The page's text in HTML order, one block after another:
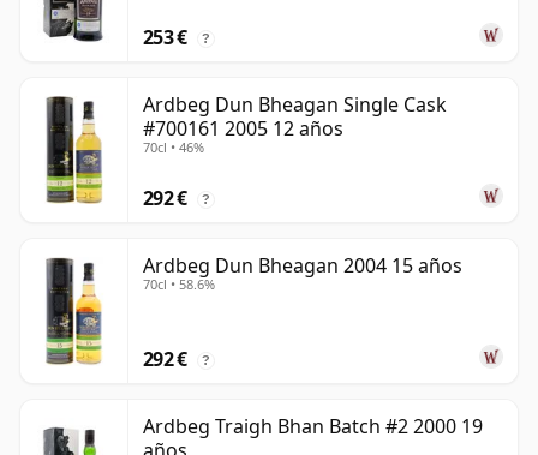
253 € ?
Ardbeg Dun Bheagan Single Cask
#700161 2005 12 años
70cl • 46%
292 € ?
Ardbeg Dun Bheagan 2004 15 años
70cl • 58.6%
292 € ?
Ardbeg Traigh Bhan Batch #2 2000 19